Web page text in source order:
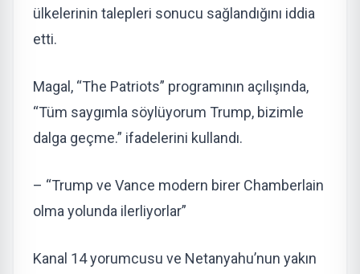
ülkelerinin talepleri sonucu sağlandığını iddia
etti.
Magal, “The Patriots” programının açılışında,
“Tüm saygımla söylüyorum Trump, bizimle
dalga geçme.” ifadelerini kullandı.
– “Trump ve Vance modern birer Chamberlain
olma yolunda ilerliyorlar”
Kanal 14 yorumcusu ve Netanyahu’nun yakın